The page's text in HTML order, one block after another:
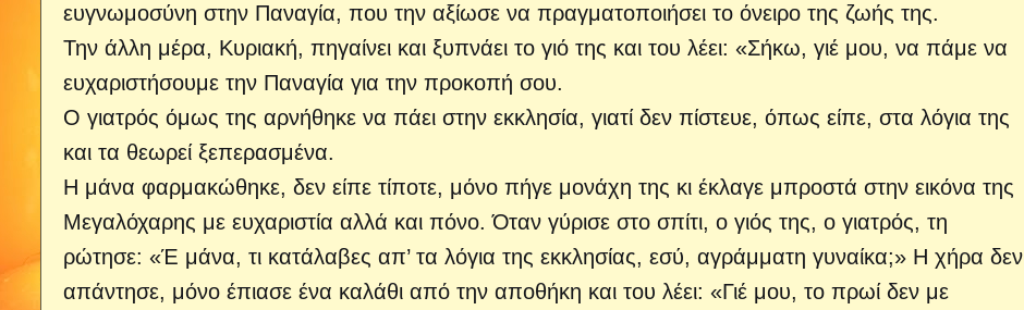
ευγνωμοσύνη στην Παναγία, που την αξίωσε να πραγματοποιήσει το όνειρο της ζωής της.
Την άλλη μέρα, Κυριακή, πηγαίνει και ξυπνάει το γιό της και του λέει: «Σήκω, γιέ μου, να πάμε να
ευχαριστήσουμε την Παναγία για την προκοπή σου.
Ο γιατρός όμως της αρνήθηκε να πάει στην εκκλησία, γιατί δεν πίστευε, όπως είπε, στα λόγια της
και τα θεωρεί ξεπερασμένα.
Η μάνα φαρμακώθηκε, δεν είπε τίποτε, μόνο πήγε μονάχη της κι έκλαγε μπροστά στην εικόνα της
Μεγαλόχαρης με ευχαριστία αλλά και πόνο. Όταν γύρισε στο σπίτι, ο γιός της, ο γιατρός, τη
ρώτησε: «Έ μάνα, τι κατάλαβες απ’ τα λόγια της εκκλησίας, εσύ, αγράμματη γυναίκα;» Η χήρα δεν
απάντησε, μόνο έπιασε ένα καλάθι από την αποθήκη και του λέει: «Γιέ μου, το πρωί δεν με